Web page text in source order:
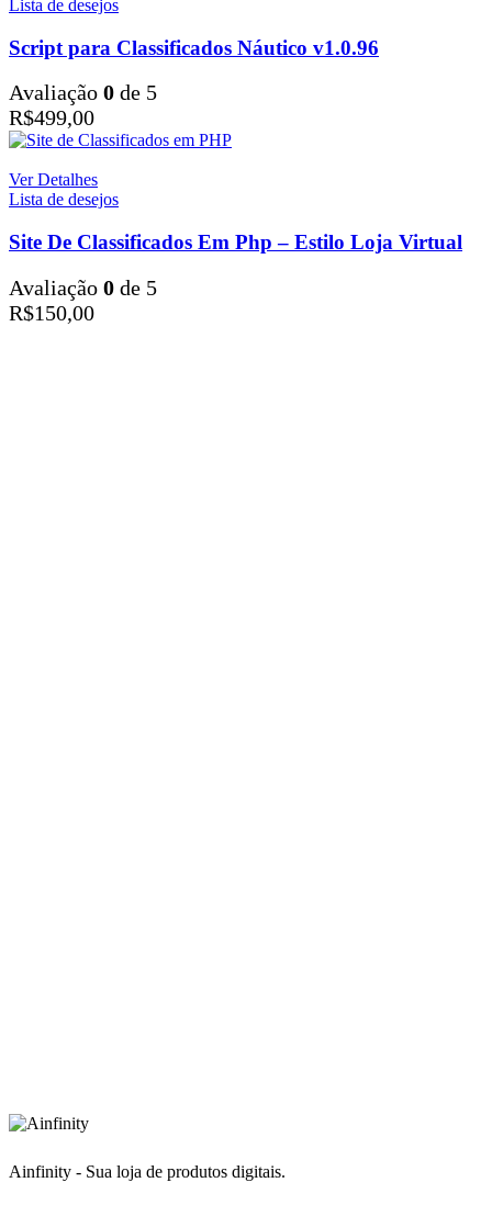
Lista de desejos
Script para Classificados Náutico v1.0.96
Avaliação 0 de 5
R$499,00
Ver Detalhes
Lista de desejos
Site De Classificados Em Php – Estilo Loja Virtual
Avaliação 0 de 5
R$150,00
Ainfinity - Sua loja de produtos digitais.